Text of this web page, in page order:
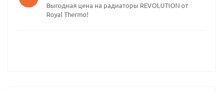
Выгодная цена на радиаторы REVOLUTION от
Royal Thermo!